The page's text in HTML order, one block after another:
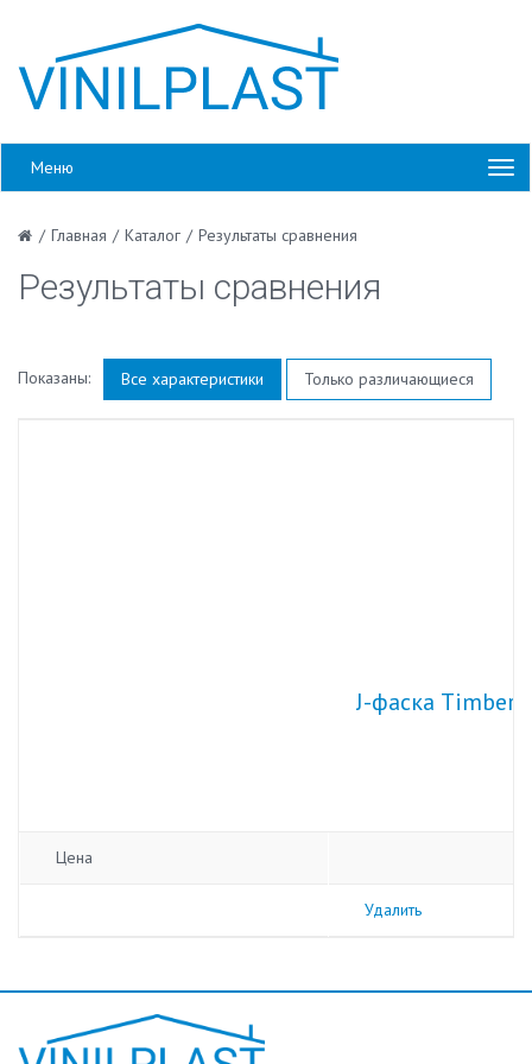
Меню
/ Главная / Каталог / Результаты сравнения
Результаты сравнения
Показаны: Все характеристики Только различающиеся
J-фаска
Цена
Удалить